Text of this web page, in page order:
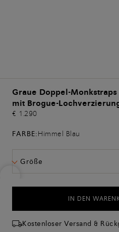
Graue Doppel-
mit Brogue-
€ 1.290
FARBE:Himmel Blau
Größe
IN DEN
Kostenloser Versand &